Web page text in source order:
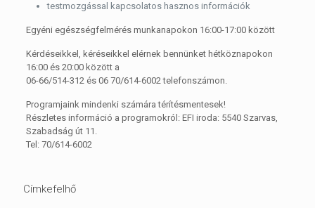
testmozgással kapcsolatos hasznos információk
Egyéni egészségfelmérés munkanapokon 16:00-17:00 között
Kérdéseikkel, kéréseikkel elérnek bennünket hétköznapokon
16:00 és 20:00 között a
06-66/514-312 és 06 70/614-6002 telefonszámon.
Programjaink mindenki számára térítésmentesek!
Részletes információ a programokról: EFI iroda: 5540 Szarvas,
Szabadság út 11.
Tel: 70/614-6002
Címkefelhő